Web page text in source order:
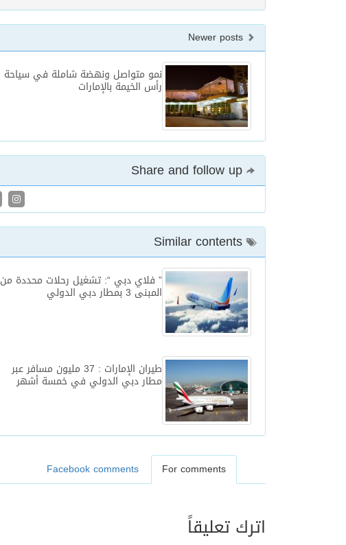
نمو متواصل ونهضة شاملة في سياحة
رأس الخيمة بالإمارات
” فلاي دبي “: تشغيل رحلات محددة من
المبنى 3 بمطار دبي الدولي
طيران الإمارات : 37 مليون مسافر عبر
مطار دبي الدولي في خمسة أشهر
For comments
Facebook comments
اترك تعليقاً